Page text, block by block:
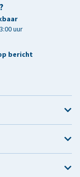
uur
bericht